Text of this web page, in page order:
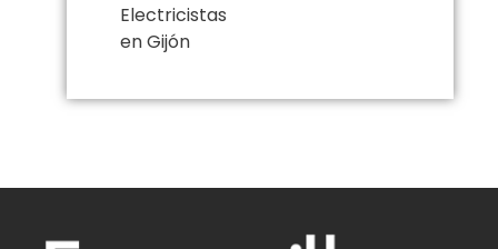
Electricistas
en Gijón